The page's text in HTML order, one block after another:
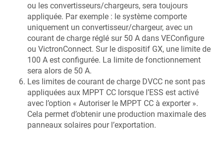
ou les convertisseurs/chargeurs, sera toujours
appliquée. Par exemple : le système comporte
uniquement un convertisseur/chargeur, avec un
courant de charge réglé sur 50 A dans VEConfigure
ou VictronConnect. Sur le dispositif GX, une limite de
100 A est configurée. La limite de fonctionnement
sera alors de 50 A.
Les limites de courant de charge DVCC ne sont pas
appliquées aux MPPT CC lorsque l’ESS est activé
avec l’option « Autoriser le MPPT CC à exporter ».
Cela permet d’obtenir une production maximale des
panneaux solaires pour l’exportation.